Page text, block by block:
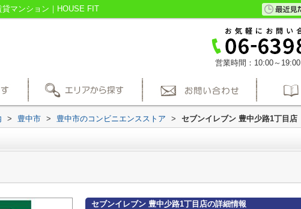
マンション｜HOUSE FIT
営業時間：10:00～19:00
> 豊中市 > 豊中市のコンビニエンスストア > セブンイレブン 豊中少路1丁目店
セブンイレブン 豊中少路1丁目店の詳細情報